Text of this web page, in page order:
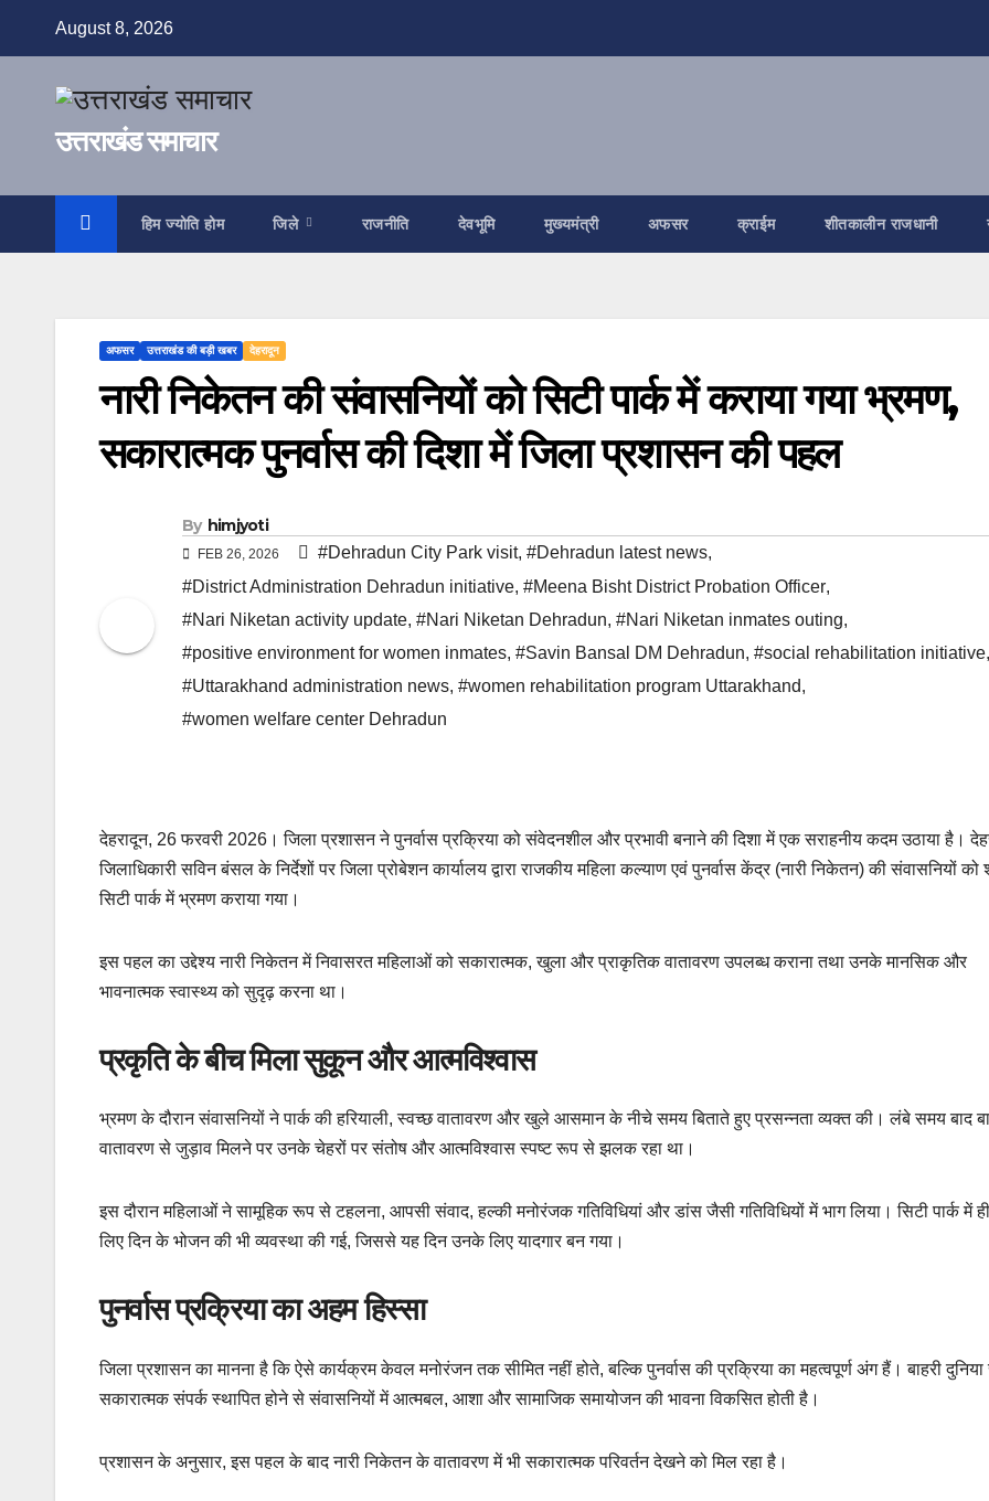
August 8, 2026
उत्तराखंड समाचार
हिम ज्योति होम जिले राजनीति देवभूमि मुख्यमंत्री अफसर क्राईम शीतकालीन राजधानी
अफसर उत्तराखंड की बड़ी खबर देहरादून
नारी निकेतन की संवासनियों को सिटी पार्क में कराया गया भ्रमण,
सकारात्मक पुनर्वास की दिशा में जिला प्रशासन की पहल
By himjyoti
FEB 26, 2026 #Dehradun City Park visit, #Dehradun latest news,
#District Administration Dehradun initiative, #Meena Bisht District Probation Officer,
#Nari Niketan activity update, #Nari Niketan Dehradun, #Nari Niketan inmates outing,
#positive environment for women inmates, #Savin Bansal DM Dehradun, #social rehabilitation initiative,
#Uttarakhand administration news, #women rehabilitation program Uttarakhand,
#women welfare center Dehradun
देहरादून, 26 फरवरी 2026। जिला प्रशासन ने पुनर्वास प्रक्रिया को संवेदनशील और प्रभावी बनाने की दिशा में एक सराहनीय कदम उठाया है।
जिलाधिकारी सविन बंसल के निर्देशों पर जिला प्रोबेशन कार्यालय द्वारा राजकीय महिला कल्याण एवं पुनर्वास केंद्र (नारी निकेतन) की संवासनियों
सिटी पार्क में भ्रमण कराया गया।
इस पहल का उद्देश्य नारी निकेतन में निवासरत महिलाओं को सकारात्मक, खुला और प्राकृतिक वातावरण उपलब्ध कराना तथा उनके मानसिक और
भावनात्मक स्वास्थ्य को सुदृढ़ करना था।
प्रकृति के बीच मिला सुकून और आत्मविश्वास
भ्रमण के दौरान संवासनियों ने पार्क की हरियाली, स्वच्छ वातावरण और खुले आसमान के नीचे समय बिताते हुए प्रसन्नता व्यक्त की। लंबे समय बाद
वातावरण से जुड़ाव मिलने पर उनके चेहरों पर संतोष और आत्मविश्वास स्पष्ट रूप से झलक रहा था।
इस दौरान महिलाओं ने सामूहिक रूप से टहलना, आपसी संवाद, हल्की मनोरंजक गतिविधियां और डांस जैसी गतिविधियों में भाग लिया। सिटी पार्क में
लिए दिन के भोजन की भी व्यवस्था की गई, जिससे यह दिन उनके लिए यादगार बन गया।
पुनर्वास प्रक्रिया का अहम हिस्सा
जिला प्रशासन का मानना है कि ऐसे कार्यक्रम केवल मनोरंजन तक सीमित नहीं होते, बल्कि पुनर्वास की प्रक्रिया का महत्वपूर्ण अंग हैं। बाहरी
सकारात्मक संपर्क स्थापित होने से संवासनियों में आत्मबल, आशा और सामाजिक समायोजन की भावना विकसित होती है।
प्रशासन के अनुसार, इस पहल के बाद नारी निकेतन के वातावरण में भी सकारात्मक परिवर्तन देखने को मिल रहा है।